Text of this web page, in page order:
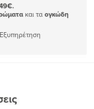
και τα ογκώδη